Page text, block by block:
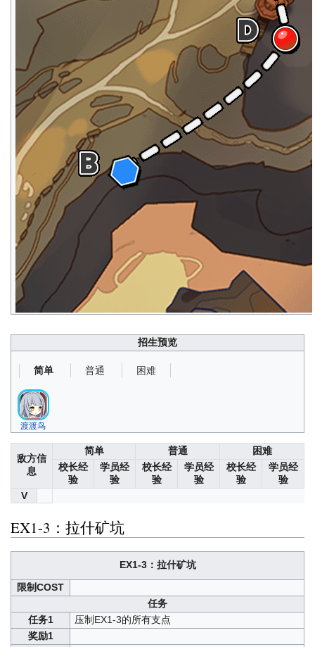
招生预览
简单 普通 困难
渡渡鸟
敌方信
息
简单 普通
困难
校长经
验
学员经
验
校长经
验
学员经
验
校长经
验
学员经
验
V
EX1-3：拉什矿坑
EX1-3：拉什矿坑
限制COST
任务
任务1
压制EX1-3的所有支点
奖励1